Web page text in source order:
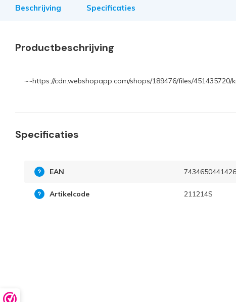
Beschrijving Specificaties
Productbeschrijving
~~https://cdn.webshopapp.com/shops/189476/files/
Specificaties
EAN 7434650441426
Artikelcode 211214S